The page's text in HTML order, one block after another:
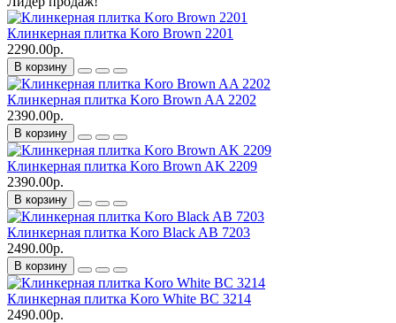
Клинкерная плитка Koro Brown 2201
2290.00р.
В корзину
Клинкерная плитка Koro Brown AA 2202
2390.00р.
В корзину
Клинкерная плитка Koro Brown AK 2209
2390.00р.
В корзину
Клинкерная плитка Koro Black AB 7203
2490.00р.
В корзину
Клинкерная плитка Koro White BC 3214
2490.00р.